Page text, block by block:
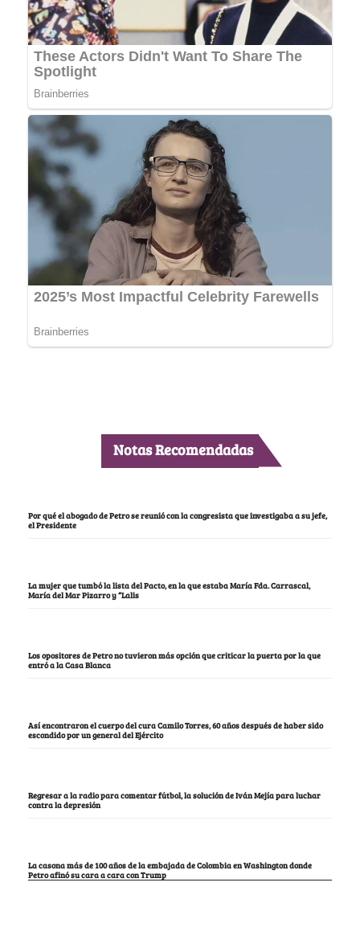
Notas Recomendadas
Por qué el abogado de Petro se reunió con la congresista que investigaba a su jefe,
el Presidente
La mujer que tumbó la lista del Pacto, en la que estaba María Fda. Carrascal,
María del Mar Pizarro y “Lalis
Los opositores de Petro no tuvieron más opción que criticar la puerta por la que
entró a la Casa Blanca
Así encontraron el cuerpo del cura Camilo Torres, 60 años después de haber sido
escondido por un general del Ejército
Regresar a la radio para comentar fútbol, la solución de Iván Mejía para luchar
contra la depresión
La casona más de 100 años de la embajada de Colombia en Washington donde
Petro afinó su cara a cara con Trump